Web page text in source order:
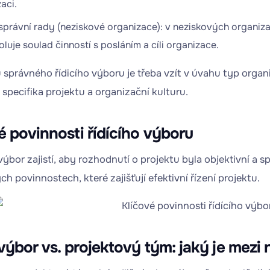
rady (neziskové organizace): v neziskových
soulad činností s posláním a cíli organizace.
správného řídicího výboru je třeba vzít v úvahu typ
projektu a organizační kulturu.
povinnosti řídícího výboru
zajistí, aby rozhodnutí o projektu byla objektivní a
povinnostech, které zajišťují efektivní řízení projektu.
vs. projektový tým: jaký je mezi